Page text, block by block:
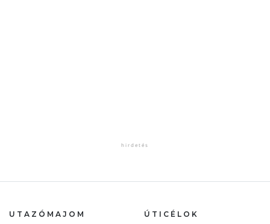
UTAZÓMAJOM ÚTICÉLOK